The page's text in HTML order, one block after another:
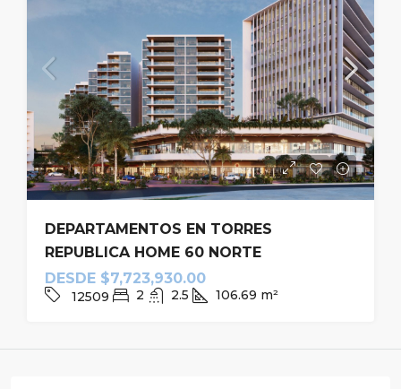
DEPARTAMENTOS EN TORRES
REPUBLICA HOME 60 NORTE
DESDE $7,723,930.00
12509 2 2.5 106.69 m²